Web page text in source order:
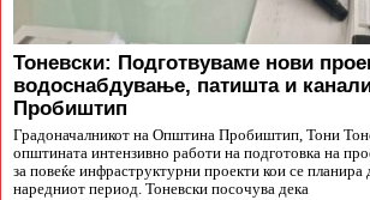
Тоневски: Подготвуваме нови
водоснабдување, патишта и
Пробиштип
Градоначалникот на Општина Пробиштип, Тони
општината интензивно работи на подготовка на
за повеќе инфраструктурни проекти кои се планира
наредниот период. Тоневски посочува дека